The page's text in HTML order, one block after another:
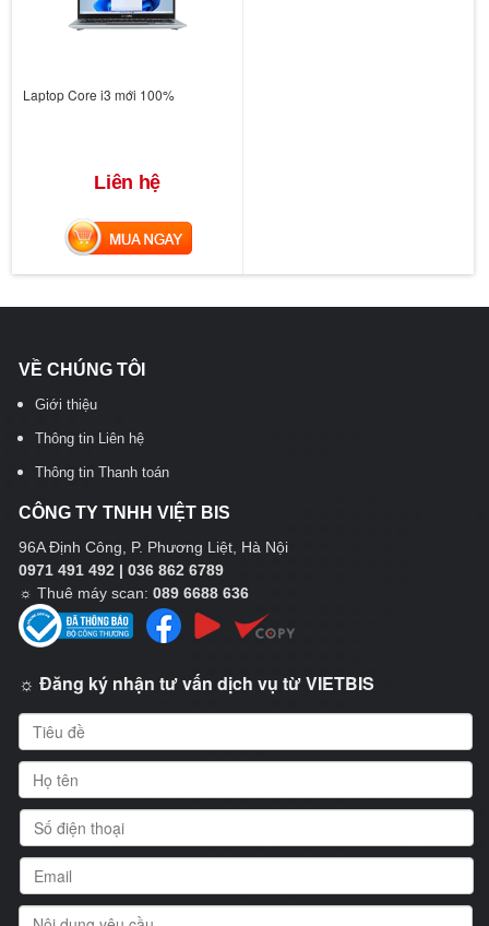
Laptop Core i3 mới 100%
Liên hệ
MUA NGAY
VỀ CHÚNG TÔI
Giới thiệu
Thông tin Liên hệ
Thông tin Thanh toán
CÔNG TY TNHH VIỆT BIS
96A Định Công, P. Phương Liệt, Hà Nội
0971 491 492 | 036 862 6789
☼ Thuê máy scan: 089 6688 636
☼ Đăng ký nhận tư vấn dịch vụ từ VIETBIS